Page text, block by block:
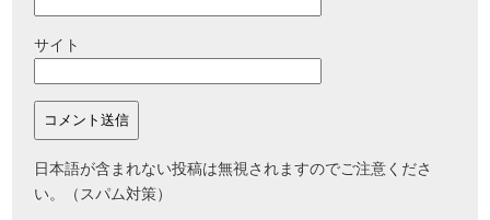
サイト
日本語が含まれない投稿は無視されますのでご注意くださ
い。（スパム対策）